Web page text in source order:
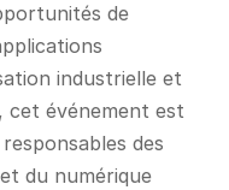
de
industrielle et
cet événement est
des
du numérique